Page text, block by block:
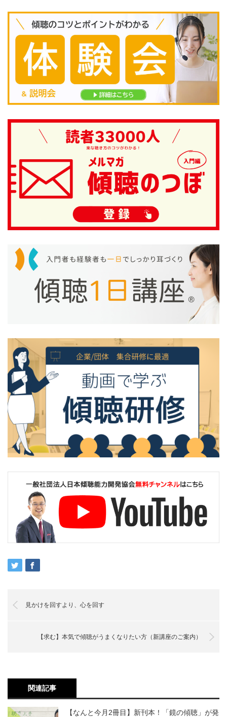
見かけを回すより、心を回す
【求む】本気で傾聴がうまくなりたい方（新講座のご案内）
関連記事
【なんと今月2冊目】新刊本！「鏡の傾聴」が発